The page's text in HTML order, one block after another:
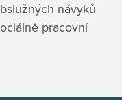
návyků
pracovní